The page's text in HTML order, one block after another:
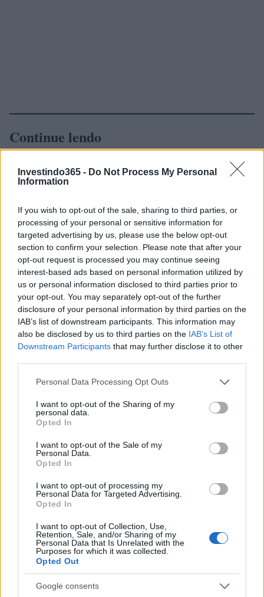
Investindo365 - Do Not Process My Personal
Information
If you wish to opt-out of the sale, sharing to third parties, or
processing of your personal or sensitive information for
targeted advertising by us, please use the below opt-out
section to confirm your selection. Please note that after your
opt-out request is processed you may continue seeing
interest-based ads based on personal information utilized by
us or personal information disclosed to third parties prior to
your opt-out. You may separately opt-out of the further
disclosure of your personal information by third parties on the
IAB’s list of downstream participants. This information may
also be disclosed by us to third parties on the IAB’s List of
Downstream Participants that may further disclose it to other
Please note that this website/app uses one or more Google
not limited to your visit or usage behaviour. You may click to
grant or deny consent to Google and its third-party tags to
use your data for below specified purposes in below Google
consent section.
Personal Data Processing Opt Outs
I want to opt-out of the Sharing of my
personal data.
Opted In
I want to opt-out of the Sale of my
Personal Data.
Opted In
I want to opt-out of processing my
Personal Data for Targeted Advertising.
Opted In
I want to opt-out of Collection, Use,
Retention, Sale, and/or Sharing of my
Personal Data that Is Unrelated with the
Purposes for which it was collected.
Opted Out
Google consents
Continue lendo
Plano de governo de Lula: soberania, investimentos e reforma
tributária
NÃO CLASSIFICADO
Redução histórica do desmatamento na Amazônia entre agosto
de 2026 e julho de 2026